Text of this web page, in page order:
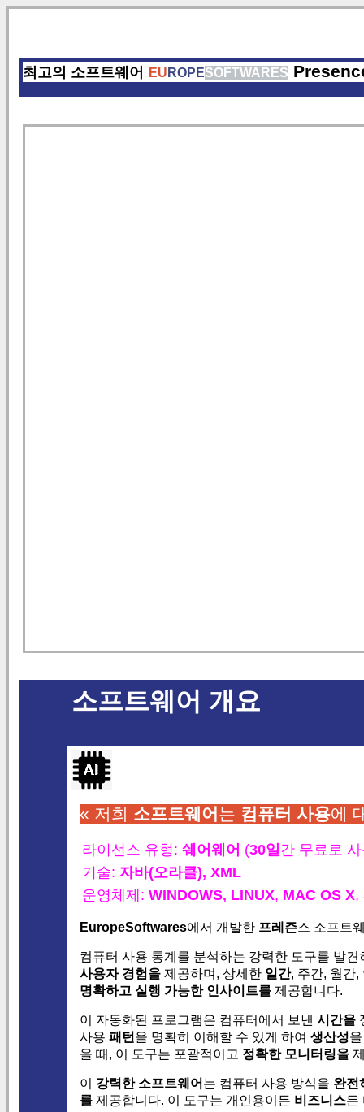
최고의 소프트웨어 EU ROPESOFTWARES
소프트웨어 개요
« 저희 소프트웨어 는 컴퓨터 사용에
라이선스 유형: 쉐어웨어 (30일간 무료로
기술: 자바(오라클), XML
운영체제: WINDOWS, LINUX, MAC OS X,
EuropeSoftwares에서 개발한 프레즌스 소프트
컴퓨터 사용 통계를 분석하는 강력한 도구를 발
사용자 경험을 제공하며, 상세한 일간, 주간, 월간
명확하고 실행 가능한 인사이트를 제공합니다.
이 자동화된 프로그램은 컴퓨터에서 보낸 시간을
사용 패턴 을 명확히 이해할 수 있게 하여 생산성
을 때, 이 도구는 포괄적이고 정확한 모니터링을
이 강력한 소프트웨어 는 컴퓨터 사용 방식을 완전
를 제공합니다. 이 도구는 개인용이든 비즈니스든